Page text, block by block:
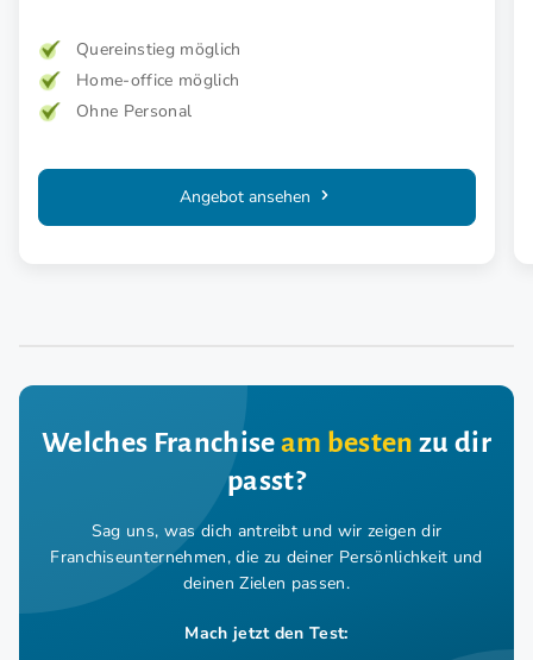
Quereinstieg möglich
Home-office möglich
Ohne Personal
Angebot ansehen
Welches Franchiseam besten zu dir
passt?
Sag uns, was dich antreibt und wir zeigen dir
Franchiseunternehmen, die zu deiner Persönlichkeit und
deinen Zielen passen.
Mach jetzt den Test: